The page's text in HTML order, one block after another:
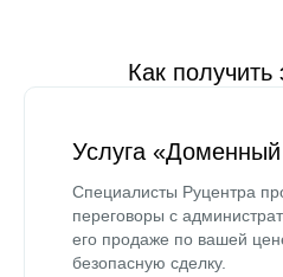
Как получить
Услуга
Специалисты Руцентра
переговоры с
его продаже по вашей
безопасную сделку.